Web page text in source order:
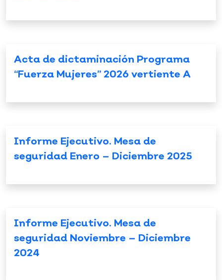
Acta de dictaminación Programa
“Fuerza Mujeres” 2026 vertiente A
Informe Ejecutivo. Mesa de
seguridad Enero – Diciembre 2025
Informe Ejecutivo. Mesa de
seguridad Noviembre – Diciembre
2024